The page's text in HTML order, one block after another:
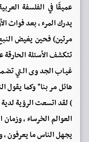
عميقًا في الفلسفة
يدرك المرء ، بعد فوات
مرتين) فحين يغيض
تتكشف الأسئلة الحارقة
غياب الجدوى التي تضمر
هائل مر بنا" وكما يقول
) لقد اتسعت الرؤية لدية
العوالم الخرساء ،
يجهل الناس ما يعرفون ،